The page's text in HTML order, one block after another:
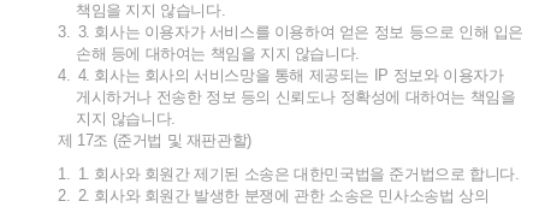
책임을 지지 않습니다.
3. 3. 회사는 이용자가 서비스를 이용하여 얻은 정보 등으로 인해 입은
손해 등에 대하여는 책임을 지지 않습니다.
4. 4. 회사는 회사의 서비스망을 통해 제공되는 IP 정보와 이용자가
게시하거나 전송한 정보 등의 신뢰도나 정확성에 대하여는 책임을
지지 않습니다.
제 17조 (준거법 및 재판관할)
1. 1. 회사와 회원간 제기된 소송은 대한민국법을 준거법으로 합니다.
2. 2. 회사와 회원간 발생한 분쟁에 관한 소송은 민사소송법 상의